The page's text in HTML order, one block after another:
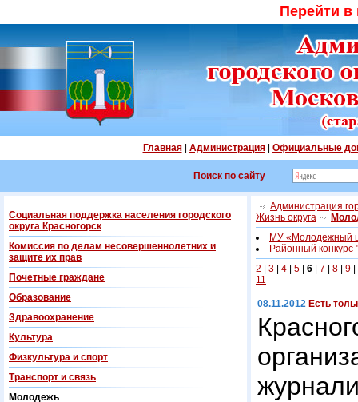
Перейти
Главная| Администрация| Официальные
Поиск по сайту
Социальная поддержка населения городского
округа Красногорск
Комиссия по делам несовершеннолетних и
защите их прав
Почетные граждане
Образование
Здравоохранение
Культура
Физкультура и спорт
Транспорт и связь
Молодежь
Администрация
Жизнь округа
МУ «Молодежный
Районный конкурс
2
3 4 5 6 7 8 9
11
08.11.2012 Есть